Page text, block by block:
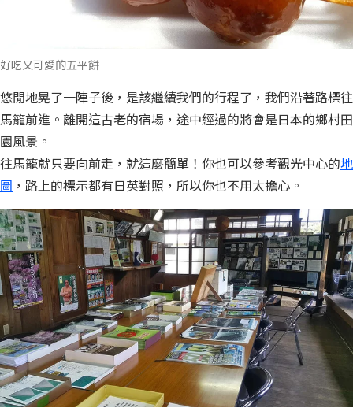
好吃又可愛的五平餅
悠閒地晃了一陣子後，是該繼續我們的行程了，我們沿著路標往
馬籠前進。離開這古老的宿場，途中經過的將會是日本的鄉村田
園風景。
往馬籠就只要向前走，就這麼簡單！你也可以參考觀光中心的地
圖 ，路上的標示都有日英對照，所以你也不用太擔心。